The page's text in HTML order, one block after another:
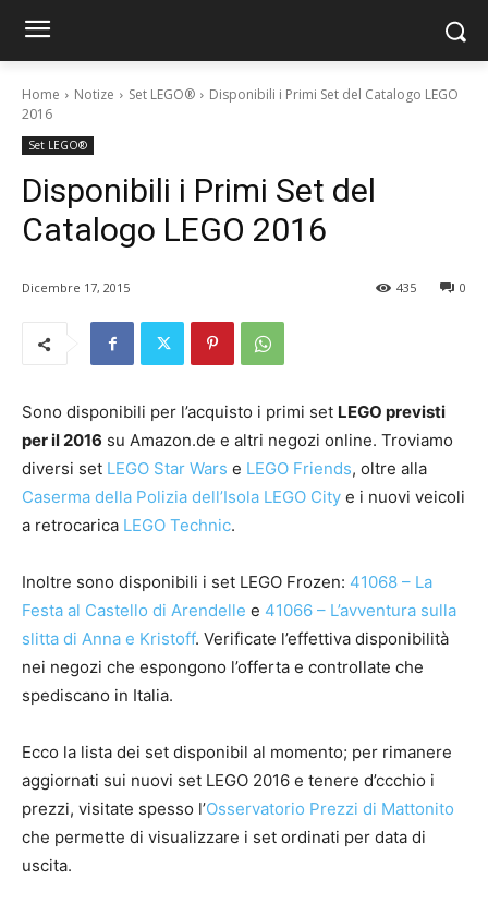
Home Notize Set LEGO®
Disponibili i Primi Set del Catalogo LEGO
2016
Set LEGO®
Disponibili i Primi Set del
Catalogo LEGO 2016
Dicembre 17, 2015 0
435
Sono disponibili per l’acquisto i primi set LEGO previsti
per il 2016 su Amazon.de e altri negozi online. Troviamo
diversi set LEGO Star Wars e LEGO Friends, oltre alla
Caserma della Polizia dell’Isola LEGO City e i nuovi veicoli
a retrocarica LEGO Technic.
Inoltre sono disponibili i set LEGO Frozen: 41068 – La
Festa al Castello di Arendelle e 41066 – L’avventura sulla
slitta di Anna e Kristoff. Verificate l’effettiva disponibilità
nei negozi che espongono l’offerta e controllate che
spediscano in Italia.
Ecco la lista dei set disponibil al momento; per rimanere
aggiornati sui nuovi set LEGO 2016 e tenere d’ccchio i
prezzi, visitate spesso l’Osservatorio Prezzi di Mattonito
che permette di visualizzare i set ordinati per data di
uscita.